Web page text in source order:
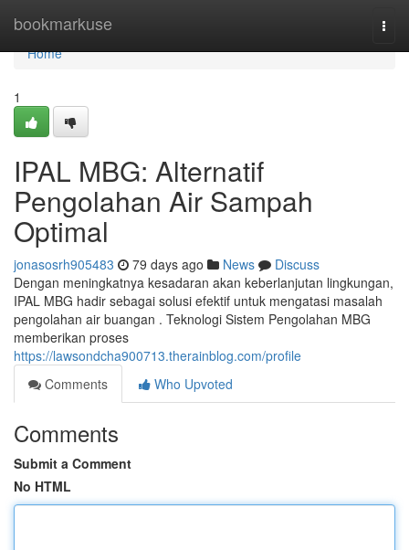
bookmarkuse
Home
Home
1
IPAL MBG: Alternatif
Pengolahan Air Sampah
Optimal
jonasosrh905483 79 days ago News
Discuss
Dengan meningkatnya kesadaran akan keberlanjutan lingkungan,
IPAL MBG hadir sebagai solusi efektif untuk mengatasi masalah
pengolahan air buangan . Teknologi Sistem Pengolahan MBG
memberikan proses
https://lawsondcha900713.therainblog.com/profile
Comments
Who Upvoted
Comments
Submit a Comment
No HTML